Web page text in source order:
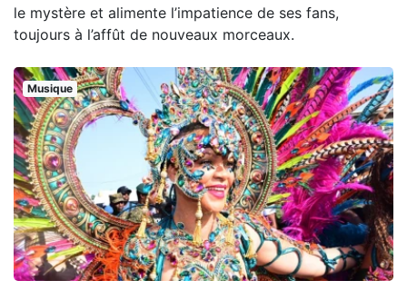
le mystère et alimente l’impatience de ses fans,
toujours à l’affût de nouveaux morceaux.
Musique